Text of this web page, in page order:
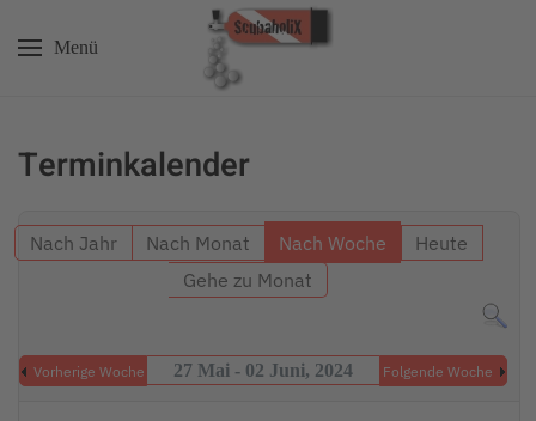
Zum Hauptinhalt springen
Menü
Terminkalender
Nach Jahr Nach Monat Nach Woche
Heute
Gehe zu Monat
Vorherige Woche 27 Mai - 02 Juni, 2024 Folgende Woche